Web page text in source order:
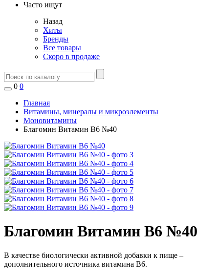
Часто ищут
Назад
Хиты
Бренды
Все товары
Скоро в продаже
0 0
Главная
Витамины, минералы и микроэлементы
Моновитамины
Благомин Витамин В6 №40
Благомин Витамин В6 №40
В качестве биологически активной добавки к пище –
дополнительного источника витамина В6.